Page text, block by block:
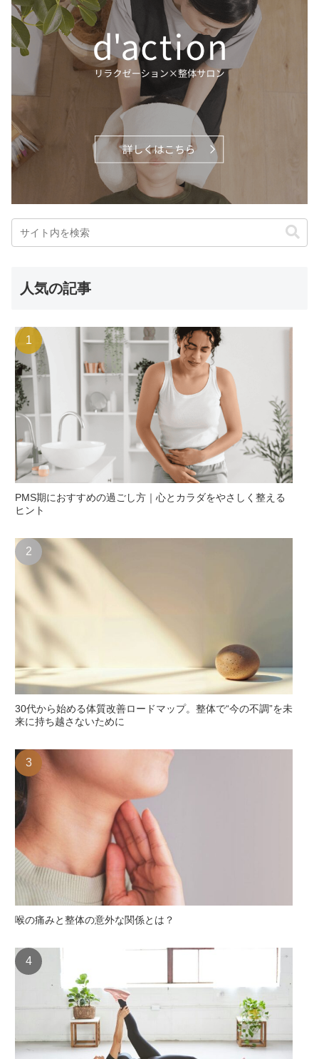
人気の記事
PMS期におすすめの過ごし方｜心とカラダをやさしく整える
ヒント
30代から始める体質改善ロードマップ。整体で“今の不調”を未
来に持ち越さないために
喉の痛みと整体の意外な関係とは？